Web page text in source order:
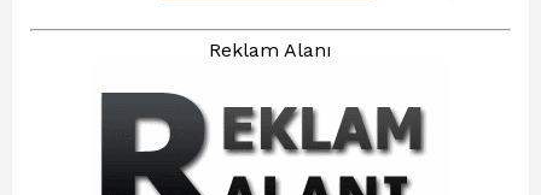
Reklam Alanı